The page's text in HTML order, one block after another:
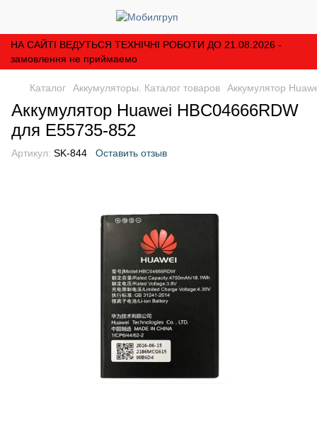
НА САЙТІ ВЕДУТЬСЯ ТЕХНІЧНІ РОБОТИ ДО 21.08.2026 -
замовлення не приймаемо
Каталог Аккумуляторы. Каталог товаров Аккумулятор
Аккумулятор Huawei HBC04666RDW
для E55735-852
Артикул: SK-844 Оставить отзыв